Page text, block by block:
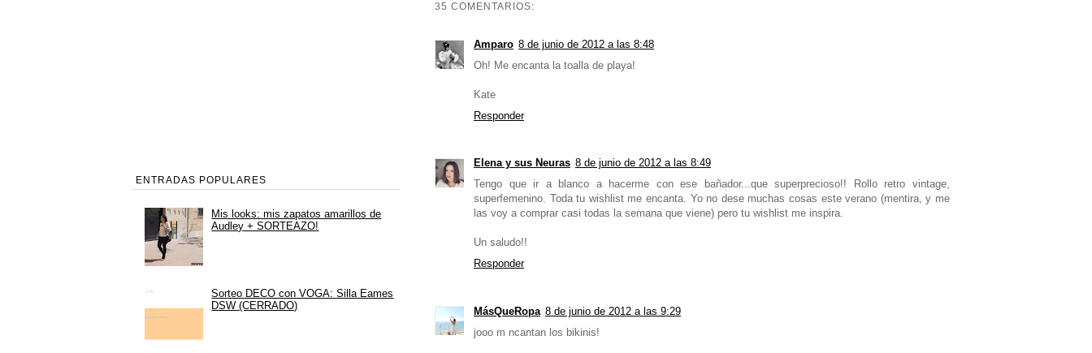
35 COMENTARIOS:
Amparo 8 de junio de 2012 a las 8:48
Oh! Me encanta la toalla de playa!
Kate
Responder
Elena y sus Neuras 8 de junio de 2012 a las 8:49
Tengo que ir a blanco a hacerme con ese bañador...que superprecioso!! Rollo retro vintage,
superfemenino. Toda tu wishlist me encanta. Yo no dese muchas cosas este verano (mentira, y me
las voy a comprar casi todas la semana que viene) pero tu wishlist me inspira.
Un saludo!!
Responder
MásQueRopa 8 de junio de 2012 a las 9:29
jooo m ncantan los bikinis!
ENTRADAS POPULARES
Mis looks: mis zapatos amarillos de
Audley + SORTEAZO!
Sorteo DECO con VOGA: Silla Eames
DSW (CERRADO)